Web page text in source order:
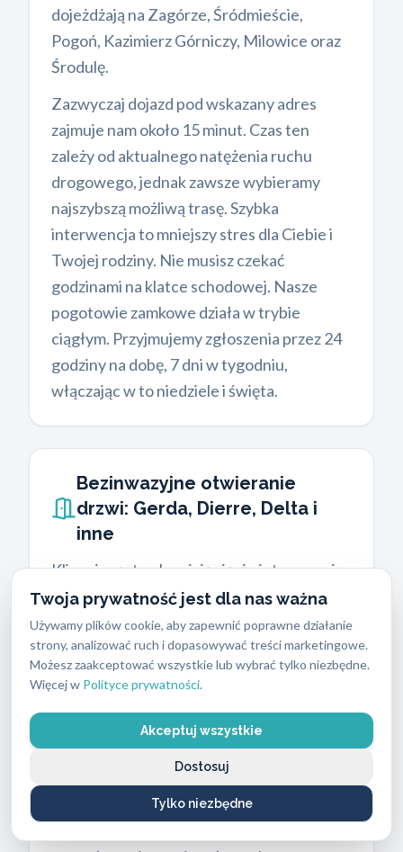
Twoja prywatność jest dla nas ważna
Używamy plików cookie, aby zapewnić poprawne działanie
strony, analizować ruch i dopasowywać treści marketingowe.
Możesz zaakceptować wszystkie lub wybrać tylko niezbędne.
Więcej w Polityce prywatności.
Akceptuj wszystkie
Tylko niezbędne
Dostosuj
dojeżdżają na Zagórze, Śródmieście,
Pogoń, Kazimierz Górniczy, Milowice oraz
Środulę.
Zazwyczaj dojazd pod wskazany adres
zajmuje nam około 15 minut. Czas ten
zależy od aktualnego natężenia ruchu
drogowego, jednak zawsze wybieramy
najszybszą możliwą trasę. Szybka
interwencja to mniejszy stres dla Ciebie i
Twojej rodziny. Nie musisz czekać
godzinami na klatce schodowej. Nasze
pogotowie zamkowe działa w trybie
ciągłym. Przyjmujemy zgłoszenia przez 24
godziny na dobę, 7 dni w tygodniu,
włączając w to niedziele i święta.
Bezinwazyjne otwieranie
drzwi: Gerda, Dierre, Delta i
inne
Klienci często obawiają się, że interwencja
ślusarza oznacza zniszczone skrzydło
drzwiowe i konieczność kosztownego
remontu. Stosujemy metody bezinwazyjne.
Nie warto próbować forsować drzwi
do droższych napraw. Używamy
specjalistycznych narzędzi ślusarskich,
które pozwalają na otwarcie mechanizmu
bez jego uszkadzania. Mamy ogromne